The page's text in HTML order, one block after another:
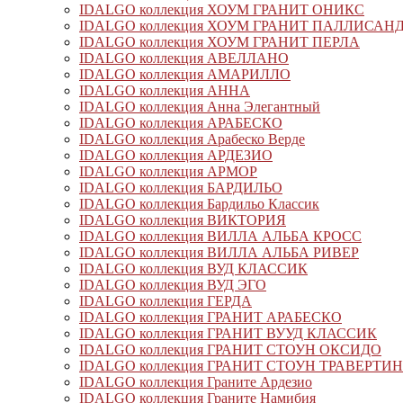
IDALGO коллекция ХОУМ ГРАНИТ ОНИКС
IDALGO коллекция ХОУМ ГРАНИТ
IDALGO коллекция ХОУМ ГРАНИТ ПЕРЛА
IDALGO коллекция АВЕЛЛАНО
IDALGO коллекция АМАРИЛЛО
IDALGO коллекция АННА
IDALGO коллекция Анна Элегантный
IDALGO коллекция АРАБЕСКО
IDALGO коллекция Арабеско Верде
IDALGO коллекция АРДЕЗИО
IDALGO коллекция АРМОР
IDALGO коллекция БАРДИЛЬО
IDALGO коллекция Бардильо Классик
IDALGO коллекция ВИКТОРИЯ
IDALGO коллекция ВИЛЛА АЛЬБА КРОСС
IDALGO коллекция ВИЛЛА АЛЬБА РИВЕР
IDALGO коллекция ВУД КЛАССИК
IDALGO коллекция ВУД ЭГО
IDALGO коллекция ГЕРДА
IDALGO коллекция ГРАНИТ АРАБЕСКО
IDALGO коллекция ГРАНИТ ВУУД КЛАССИК
IDALGO коллекция ГРАНИТ СТОУН ОКСИДО
IDALGO коллекция ГРАНИТ СТОУН
IDALGO коллекция Граните Ардезио
IDALGO коллекция Граните Намибия